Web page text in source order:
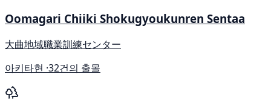
Oomagari Chiiki Shokugyoukunren Sentaa
大曲地域職業訓練センター
아키타현 ·32건의 출몰